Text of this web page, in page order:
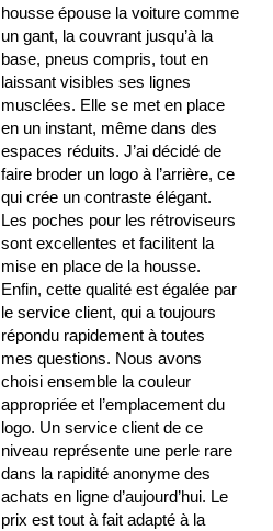
housse épouse la voiture comme
un gant, la couvrant jusqu’à la
base, pneus compris, tout en
laissant visibles ses lignes
musclées. Elle se met en place
en un instant, même dans des
espaces réduits. J’ai décidé de
faire broder un logo à l’arrière, ce
qui crée un contraste élégant.
Les poches pour les rétroviseurs
sont excellentes et facilitent la
mise en place de la housse.
Enfin, cette qualité est égalée par
le service client, qui a toujours
répondu rapidement à toutes
mes questions. Nous avons
choisi ensemble la couleur
appropriée et l’emplacement du
logo. Un service client de ce
niveau représente une perle rare
dans la rapidité anonyme des
achats en ligne d’aujourd’hui. Le
prix est tout à fait adapté à la